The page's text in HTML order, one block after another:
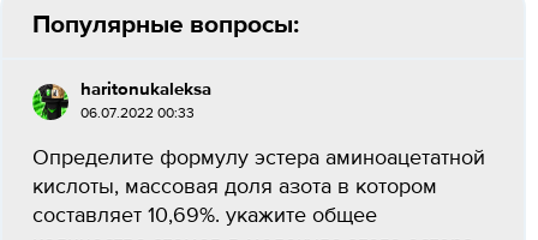
Популярные вопросы:
haritonukaleksa
06.07.2022 00:33
Определите формулу эстера аминоацетатной
кислоты, массовая доля азота в котором
составляет 10,69%. укажите общее